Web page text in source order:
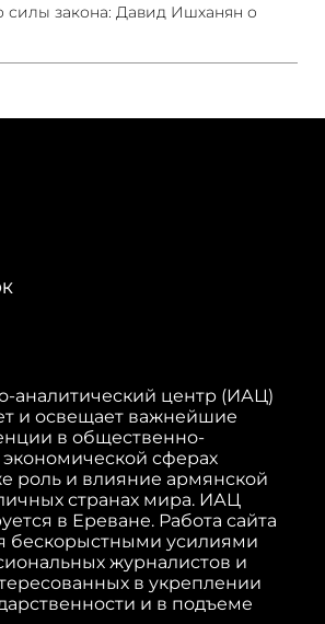
силы закона: Давид Ишханян о
аналитический центр (ИАЦ)
и освещает важнейшие
в общественно-
сферах
роль и влияние армянской
странах мира. ИАЦ
в Ереване. Работа сайта
бескорыстными усилиями
журналистов и
в укреплении
и в подъеме